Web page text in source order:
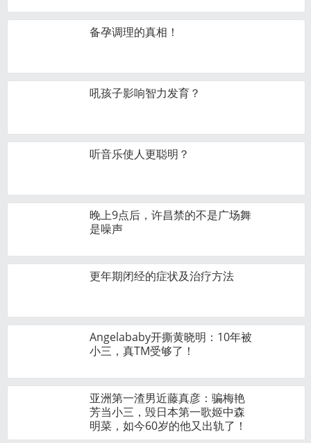
备孕调理的真相！
吼孩子影响智力发育？
听音乐使人更聪明？
晚上9点后，许昌禁的不是广场舞
是噪声
更年期闭经的症状及治疗方法
Angelababy开撕黄晓明：10年被
小三，真TM受够了！
亚洲第一渣男近藤真彦：骗梅艳
芳当小三，毁日本第一歌姬中森
明菜，如今60岁的他又出轨了！